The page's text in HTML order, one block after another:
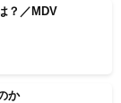
？／MDV
か